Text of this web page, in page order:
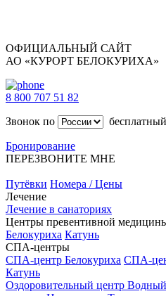
ОФИЦИАЛЬНЫЙ САЙТ
АО «КУРОРТ БЕЛОКУРИХА»
8 800 707 51 82
Звонок по
бесплатный
Бронирование
ПЕРЕЗВОНИТЕ МНЕ
Путёвки Номера / Цены
Лечение
Лечение в санаториях
Центры превентивной
Белокуриха Катунь
СПА-центры
СПА-центр Белокуриха СПА-
Катунь
Оздоровительный центр